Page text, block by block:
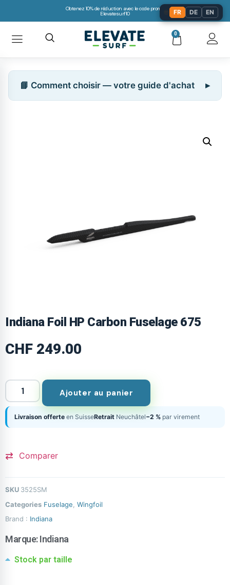
Obtenez 10% de réduction avec le code promo:
Elevatesurf10
0
📘 Comment choisir — votre guide d'achat
Indiana Foil HP Carbon Fuselage 675
CHF 249.00
Ajouter au panier
Livraison offerte en SuisseRetrait Neuchâtel−2 % par virement
Comparer
SKU 3525SM
Categories Fuselage, Wingfoil
Brand : Indiana
Marque:Indiana
Stock par taille
FR DE EN